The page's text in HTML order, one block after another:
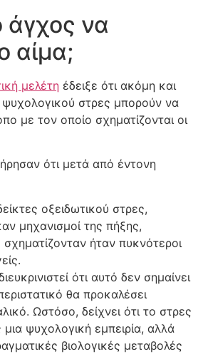
άγχος να
αίμα;
μελέτη έδειξε ότι ακόμη και
ψυχολογικού στρες μπορούν να
με τον οποίο σχηματίζονται οι
ότι μετά από έντονη
οξειδωτικού στρες,
μηχανισμοί της πήξης,
σχηματίζονταν ήταν πυκνότεροι
ότι αυτό δεν σημαίνει
θα προκαλέσει
Ωστόσο, δείχνει ότι το στρες
ψυχολογική εμπειρία, αλλά
βιολογικές μεταβολές